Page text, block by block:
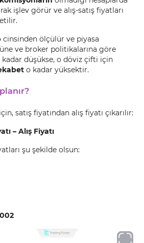
işlev görür ve alış-satış fiyatları
cinsinden ölçülür ve piyasa
ve broker politikalarına göre
düşükse, o döviz çifti için
o kadar yüksektir.
satış fiyatından alış fiyatı çıkarılır:
– Alış Fiyatı
şu şekilde olsun: